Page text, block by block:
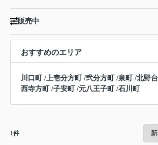
販売中
おすすめのエリア
川口町/ 上壱分方町/弐分方町/泉町/北野台
西寺方町/子安町/元八王子町/石川町
1件